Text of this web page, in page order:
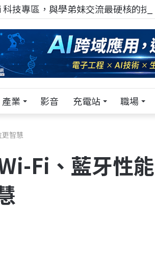
技專區，與學弟妹交流最硬核的技術
產業 影音 充電站 職場
智慧
Fi、藍牙性能